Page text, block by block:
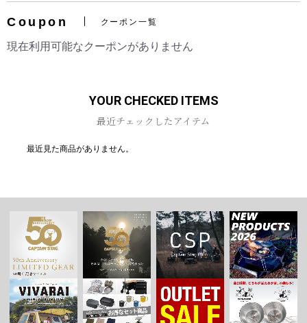
Coupon クーポン一覧
現在利用可能なクーポンがありません
YOUR CHECKED ITEMS
最近チェックしたアイテム
最近見た商品がありません。